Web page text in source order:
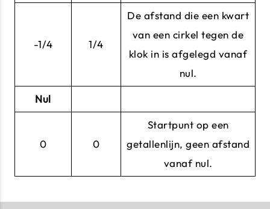
-1/4 1/4
De afstand die een kwart
van een cirkel tegen de
klok in is afgelegd vanaf
nul.
Nul
0 0
Startpunt op een
getallenlijn, geen afstand
vanaf nul.